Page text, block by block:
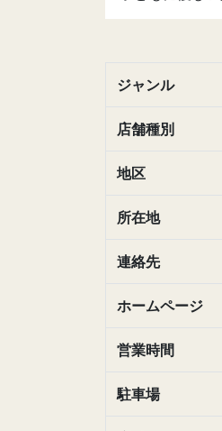
ジャンル
店舗種別
地区
所在地
連絡先
ホームページ
営業時間
駐車場